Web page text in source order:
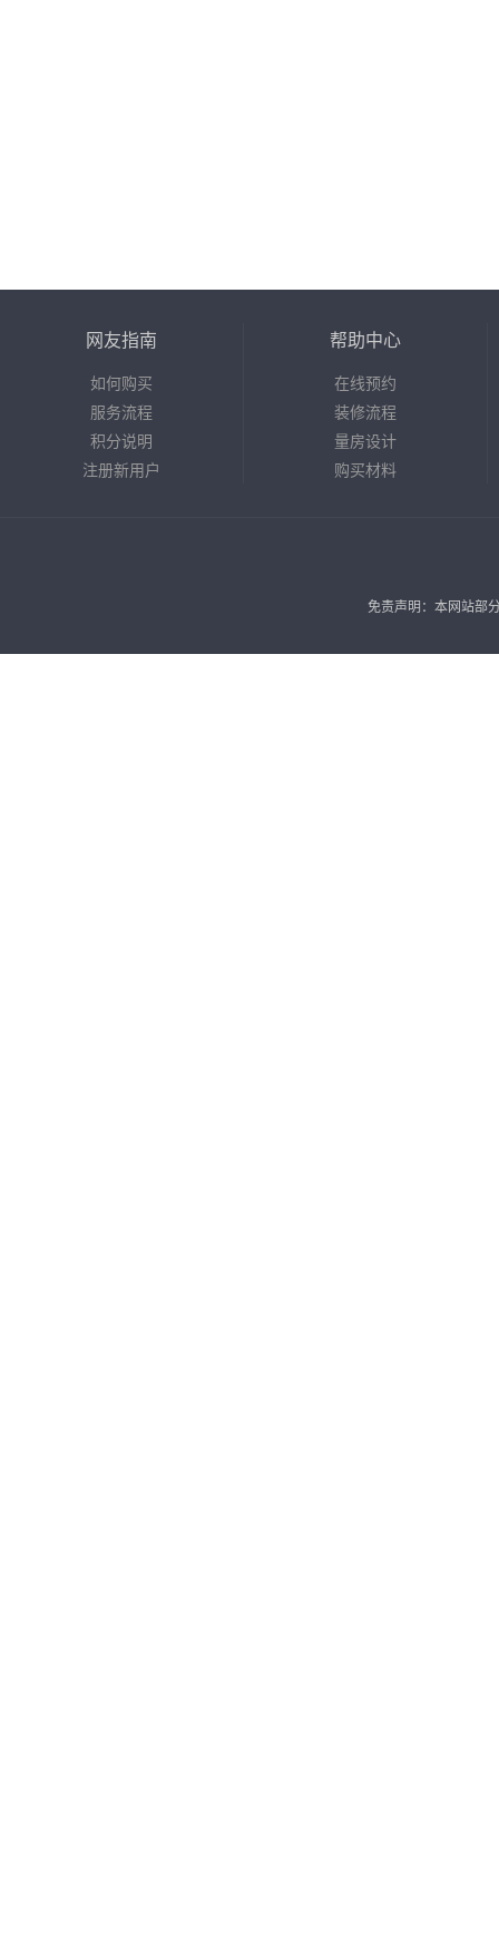
网友指南
如何购买
服务流程
积分说明
注册新用户
帮助中心
在线预约
装修流程
量房设计
购买材料
免责声明：本网站部